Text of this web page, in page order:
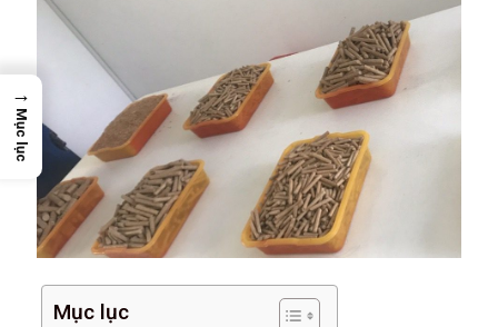
Mục lục
→
Mục lục